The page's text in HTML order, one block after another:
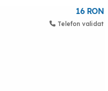
16 RON
Telefon validat